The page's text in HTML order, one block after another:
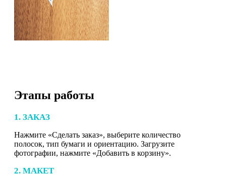
Этапы работы
1. ЗАКАЗ
Нажмите «Сделать заказ», выберите количество
полосок, тип бумаги и ориентацию. Загрузите
фотографии, нажмите «Добавить в корзину».
2. МАКЕТ